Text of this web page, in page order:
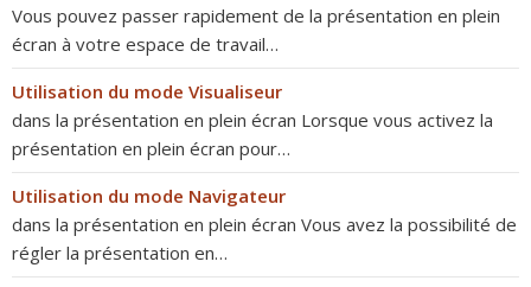
Vous pouvez passer rapidement de la présentation en plein
écran à votre espace de travail…
Utilisation du mode Visualiseur
dans la présentation en plein écran Lorsque vous activez la
présentation en plein écran pour…
Utilisation du mode Navigateur
dans la présentation en plein écran Vous avez la possibilité de
régler la présentation en…